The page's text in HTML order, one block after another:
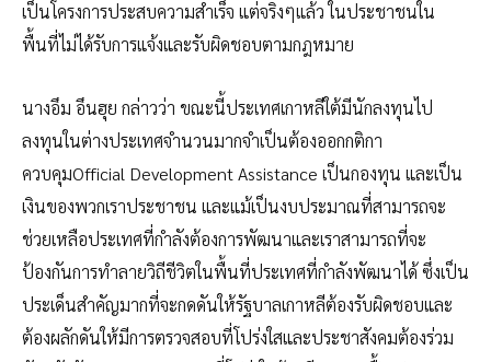
เป็นโครงการประสบความสำเร็จ แต่จริงๆแล้ว ในประชาชนใน
พื้นที่ไม่ได้รับการแจ้งและรับผิดชอบตามกฎหมาย
นางอึม อึนฮุย กล่าวว่า ขณะนี้ประเทศเกาหลีใต้มีนักลงทุนไป
ลงทุนในต่างประเทศจำนวนมากจำเป็นต้องออกกติกา
ควบคุมOfficial Development Assistance เป็นกองทุน และเป็น
เงินของพวกเราประชาชน และแม้เป็นงบประมาณที่สามารถจะ
ช่วยเหลือประเทศที่กำลังต้องการพัฒนาและเราสามารถที่จะ
ป้องกันการทำลายวิถีชีวิตในพื้นที่ประเทศที่กำลังพัฒนาได้ ซึ่งเป็น
ประเด็นสำคัญมากที่จะกดดันให้รัฐบาลเกาหลีต้องรับผิดชอบและ
ต้องผลักดันให้มีการตรวจสอบที่โปร่งใสและประชาสังคมต้องร่วม